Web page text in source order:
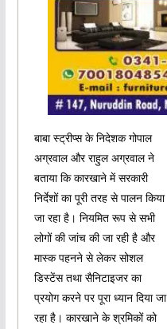
बाबा स्ट्रीप्स के निदेशक गोपाल
अग्रवाल और राहुल अग्रवाल ने
बताया कि कारखाने में सरकारी
निर्देशों का पूरी तरह से पालन किया
जा रहा है। नियमित रूप से सभी
लोगों की जांच की जा रही है और
मास्क पहनने से लेकर सोशल
डिस्टेंस तथा सैनिटाइजर का
प्रयोग करने पर पूरा ध्यान दिया जा
रहा है। कारखाने के श्रमिकों को